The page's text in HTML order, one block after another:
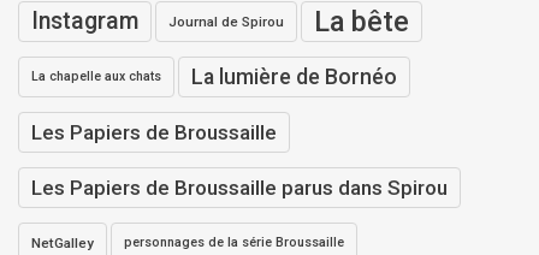
Instagram Journal de Spirou La bête
La chapelle aux chats La lumière de Bornéo
Les Papiers de Broussaille
Les Papiers de Broussaille parus dans Spirou
NetGalley personnages de la série Broussaille